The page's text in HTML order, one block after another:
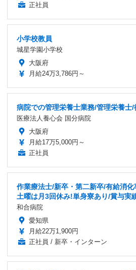
正社員
小学校教員
城星学園小学校
大阪府
月給24万3,786円～
病院での管理栄養士業務/管理栄養士/
医療法人養心会 国分病院
大阪府
月給17万5,000円～
正社員
作業療法士/新卒・第二新卒/有給消
土曜は月3回休み!単身寮あり/賞与実
和合病院
愛知県
月給22万1,900円
正社員 / 新卒・インターン